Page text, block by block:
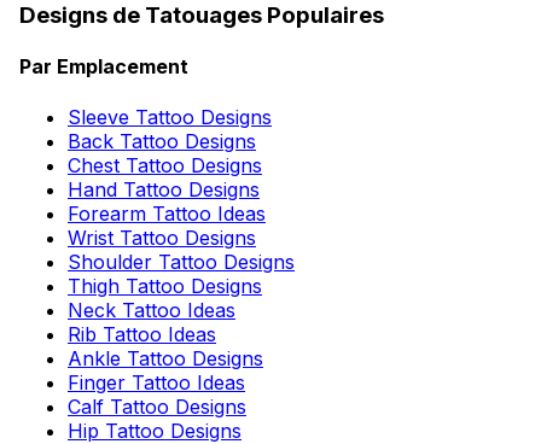
Designs de Tatouages Populaires
Par Emplacement
Sleeve Tattoo Designs
Back Tattoo Designs
Chest Tattoo Designs
Hand Tattoo Designs
Forearm Tattoo Ideas
Wrist Tattoo Designs
Shoulder Tattoo Designs
Thigh Tattoo Designs
Neck Tattoo Ideas
Rib Tattoo Ideas
Ankle Tattoo Designs
Finger Tattoo Ideas
Calf Tattoo Designs
Hip Tattoo Designs